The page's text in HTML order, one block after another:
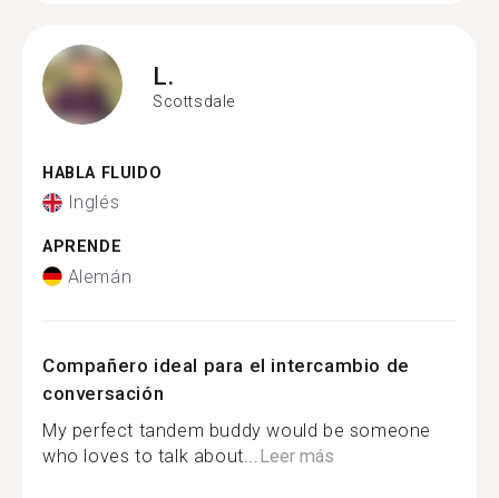
L.
Scottsdale
HABLA FLUIDO
Inglés
APRENDE
Alemán
Compañero ideal para el intercambio de
conversación
My perfect tandem buddy would be someone
who loves to talk about... Leer más